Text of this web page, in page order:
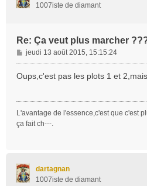
1007iste de diamant
Re: Ça veut plus marcher
M
e
g
e
jeudi 13 août 2015, 15:15:24
Oups,c'est pas les plots 1 et
L'avantage de l'essence,c'est que c'est
ça fait ch---.
dartagnan
1007iste de diamant